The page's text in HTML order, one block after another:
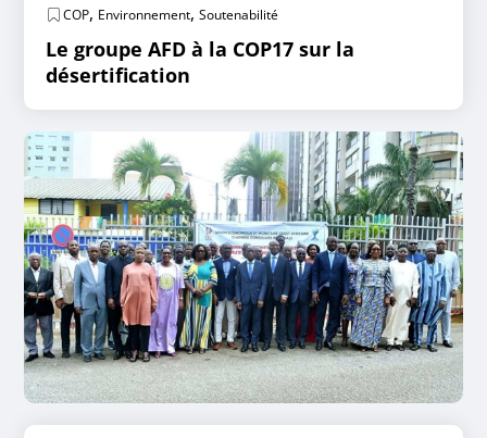
COP, Environnement,Soutenabilité
Le groupe AFD à la COP17 sur la
désertification